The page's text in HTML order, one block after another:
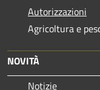
Autorizzazioni
Agricoltura e
NOVITÀ
Notizie